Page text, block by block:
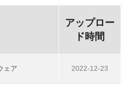
アップロー
ド時間
ェア 2022-12-23